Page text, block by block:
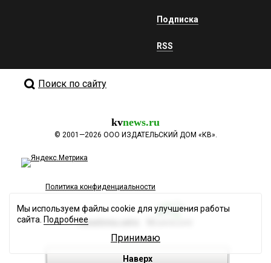
Подписка
RSS
Поиск по сайту
kvnews.ru
© 2001—2026 ООО ИЗДАТЕЛЬСКИЙ ДОМ «КВ».
Политика конфиденциальности
Разработка сайта
Наверх
Мы используем файлы cookie для улучшения работы
сайта. Подробнее
Принимаю